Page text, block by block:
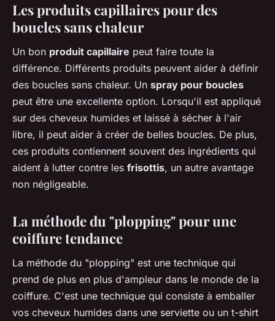
Les produits capillaires pour des
boucles sans chaleur
Un bon produit capillaire peut faire toute la
différence. Différents produits peuvent aider à définir
des boucles sans chaleur. Un spray pour boucles
peut être une excellente option. Lorsqu'il est appliqué
sur des cheveux humides et laissé à sécher à l'air
libre, il peut aider à créer de belles boucles. De plus,
ces produits contiennent souvent des ingrédients qui
aident à lutter contre les frisottis, un autre avantage
non négligeable.
La méthode du "plopping" pour une
coiffure tendance
La méthode du "plopping" est une technique qui
prend de plus en plus d'ampleur dans le monde de la
coiffure. C'est une technique qui consiste à emballer
vos cheveux humides dans une serviette ou un t-shirt